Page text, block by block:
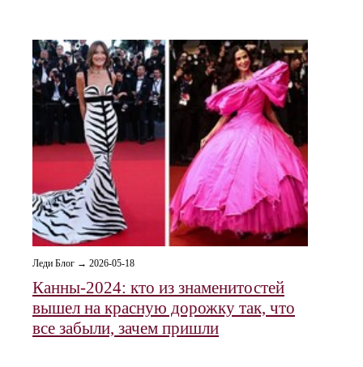
Леди Блог → 2026-05-18
Канны-2024: кто из знаменитостей
вышел на красную дорожку так, что
все забыли, зачем пришли